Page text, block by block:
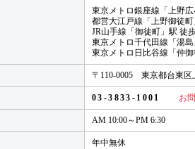
東京メトロ銀座線「上野
都営大江戸線「上野御徒
JR山手線「御徒町」駅 徒
東京メトロ千代田線「湯
東京メトロ日比谷線「仲
〒110-0005 東京都台東区
03-3833-1001 お問
AM 10:00～PM 6:30
年中無休